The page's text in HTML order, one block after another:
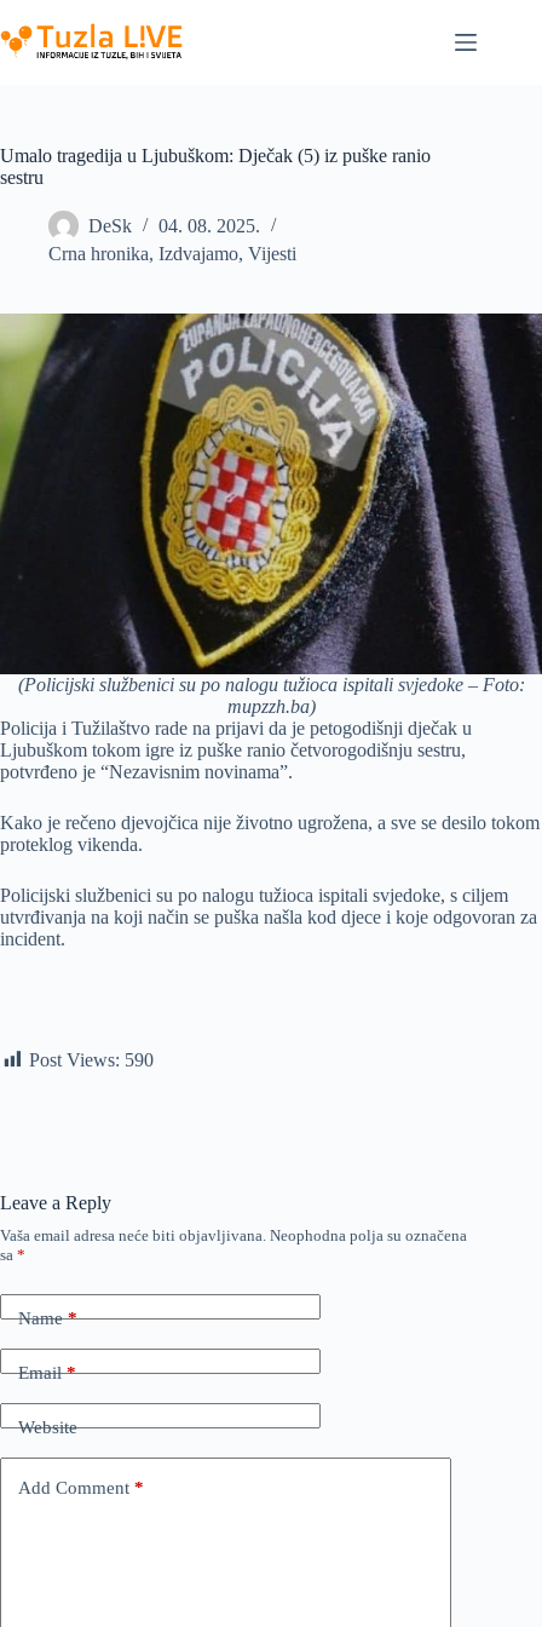
to
content
Umalo tragedija u Ljubuškom: Dječak (5) iz puške ranio
sestru
DeSk
04. 08. 2025.
Crna hronika, Izdvajamo, Vijesti
(Policijski službenici su po nalogu tužioca ispitali svjedoke – Foto:
mupzzh.ba)
Policija i Tužilaštvo rade na prijavi da je petogodišnji dječak u
Ljubuškom tokom igre iz puške ranio četvorogodišnju sestru,
potvrđeno je “Nezavisnim novinama”.
Kako je rečeno djevojčica nije životno ugrožena, a sve se desilo tokom
proteklog vikenda.
Policijski službenici su po nalogu tužioca ispitali svjedoke, s ciljem
utvrđivanja na koji način se puška našla kod djece i koje odgovoran za
incident.
Post Views: 590
Leave a Reply
Vaša email adresa neće biti objavljivana. Neophodna polja su označena
sa *
Name*
Email*
Website
Add Comment *